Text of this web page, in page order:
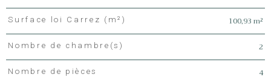
Surface loi Carrez (m²) 100,93 m²
Nombre de chambre(s) 2
Nombre de pièces 4